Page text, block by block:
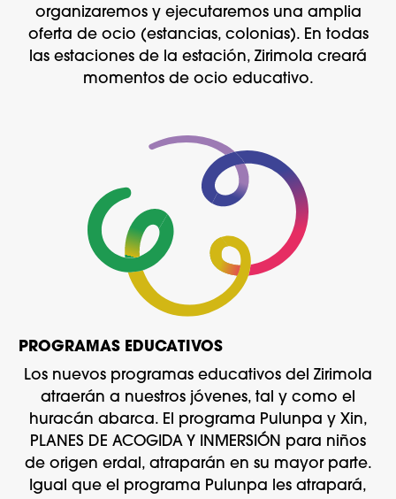
organizaremos y ejecutaremos una amplia
oferta de ocio (estancias, colonias). En todas
las estaciones de la estación, Zirimola creará
momentos de ocio educativo.
PROGRAMAS EDUCATIVOS
Los nuevos programas educativos del Zirimola
atraerán a nuestros jóvenes, tal y como el
huracán abarca. El programa Pulunpa y Xin,
PLANES DE ACOGIDA Y INMERSIÓN para niños
de origen erdal, atraparán en su mayor parte.
Igual que el programa Pulunpa les atrapará,